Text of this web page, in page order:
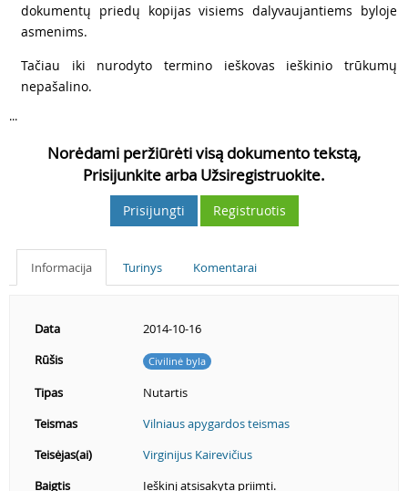
dokumentų priedų kopijas visiems dalyvaujantiems byloje
asmenims.
Tačiau iki nurodyto termino ieškovas ieškinio trūkumų
nepašalino.
...
Norėdami peržiūrėti visą dokumento tekstą,
Prisijunkite arba Užsiregistruokite.
Prisijungti Registruotis
Informacija Turinys Komentarai
Data
2014-10-16
Rūšis
Civilinė byla
Tipas
Nutartis
Teismas
Vilniaus apygardos teismas
Teisėjas(ai)
Virginijus Kairevičius
Baigtis
Ieškinį atsisakyta priimti.